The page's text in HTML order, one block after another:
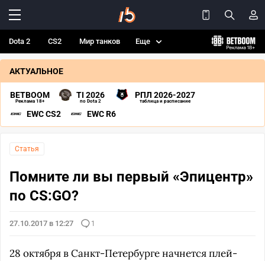
Dota 2 CS2 Мир танков Еще
АКТУАЛЬНОЕ
BETBOOM
Реклама 18+
TI 2026
по Dota 2
РПЛ 2026-2027
таблица и расписание
EWC CS2 EWC R6
Статья
Помните ли вы первый «Эпицентр»
по CS:GO?
27.10.2017 в 12:27 1
28 октября в Санкт-Петербурге начнется плей-